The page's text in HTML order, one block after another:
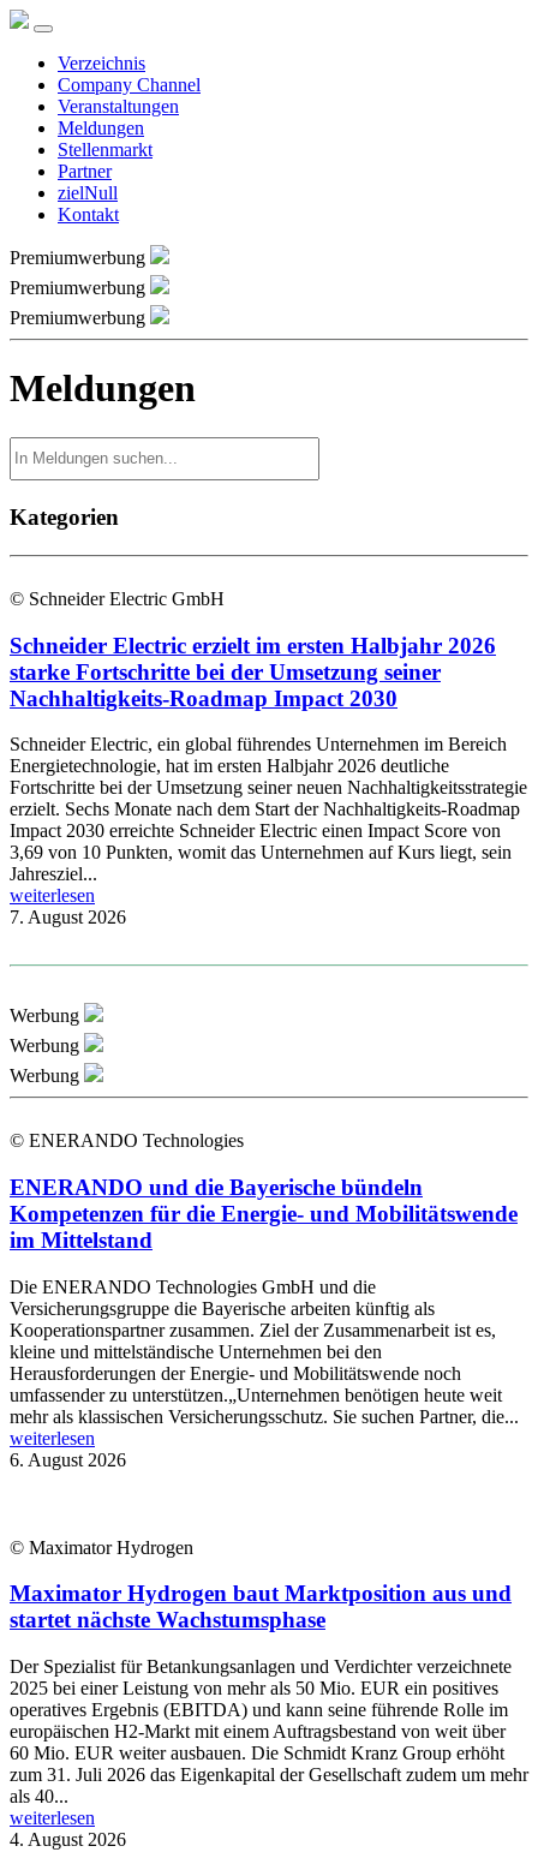
Verzeichnis
Company Channel
Veranstaltungen
Meldungen
Stellenmarkt
Partner
zielNull
Kontakt
Premiumwerbung
Premiumwerbung
Premiumwerbung
Meldungen
Kategorien
© Schneider Electric GmbH
Schneider Electric erzielt im ersten Halbjahr 2026
starke Fortschritte bei der Umsetzung seiner
Nachhaltigkeits-Roadmap Impact 2030
Schneider Electric, ein global führendes Unternehmen im Bereich
Energietechnologie, hat im ersten Halbjahr 2026 deutliche
Fortschritte bei der Umsetzung seiner neuen Nachhaltigkeitsstrategie
erzielt. Sechs Monate nach dem Start der Nachhaltigkeits-Roadmap
Impact 2030 erreichte Schneider Electric einen Impact Score von
3,69 von 10 Punkten, womit das Unternehmen auf Kurs liegt, sein
Jahresziel...
weiterlesen
7. August 2026
Werbung
Werbung
Werbung
© ENERANDO Technologies
ENERANDO und die Bayerische bündeln
Kompetenzen für die Energie- und Mobilitätswende
im Mittelstand
Die ENERANDO Technologies GmbH und die
Versicherungsgruppe die Bayerische arbeiten künftig als
Kooperationspartner zusammen. Ziel der Zusammenarbeit ist es,
kleine und mittelständische Unternehmen bei den
Herausforderungen der Energie- und Mobilitätswende noch
umfassender zu unterstützen.„Unternehmen benötigen heute weit
mehr als klassischen Versicherungsschutz. Sie suchen Partner, die...
weiterlesen
6. August 2026
© Maximator Hydrogen
Maximator Hydrogen baut Marktposition aus und
startet nächste Wachstumsphase
Der Spezialist für Betankungsanlagen und Verdichter verzeichnete
2025 bei einer Leistung von mehr als 50 Mio. EUR ein positives
operatives Ergebnis (EBITDA) und kann seine führende Rolle im
europäischen H2-Markt mit einem Auftragsbestand von weit über
60 Mio. EUR weiter ausbauen. Die Schmidt Kranz Group erhöht
zum 31. Juli 2026 das Eigenkapital der Gesellschaft zudem um mehr
als 40...
weiterlesen
4. August 2026